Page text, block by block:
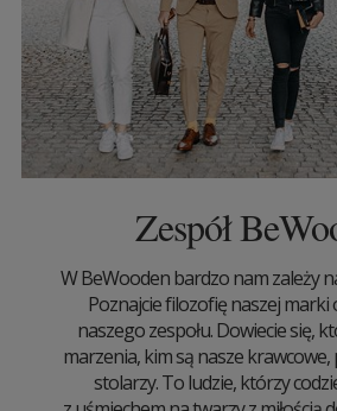
Zespół
W BeWooden bardzo nam zależy
Poznajcie filozofię naszej marki
naszego zespołu. Dowiecie się,
marzenia, kim są nasze krawcowe,
stolarzy. To ludzie, którzy